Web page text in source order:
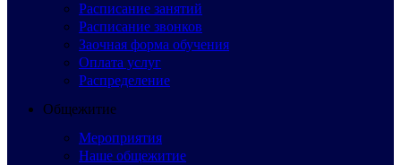
Расписание занятий
Расписание звонков
Заочная форма обучения
Оплата услуг
Распределение
Общежитие
Мероприятия
Наше общежитие